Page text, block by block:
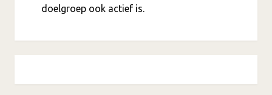
doelgroep ook actief is.